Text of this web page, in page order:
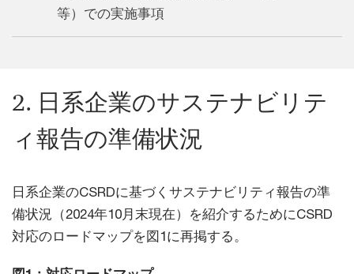
等）での実施事項
2. 日系企業のサステナビリテ
ィ報告の準備状況
日系企業のCSRDに基づくサステナビリティ報告の準
備状況（2024年10月末現在）を紹介するためにCSRD
対応のロードマップを図1に再掲する。